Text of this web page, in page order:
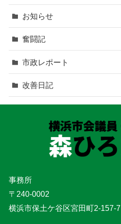
お知らせ
奮闘記
市政レポート
改善日記
事務所
〒240-0002
横浜市保土ケ谷区宮田町2-157-7